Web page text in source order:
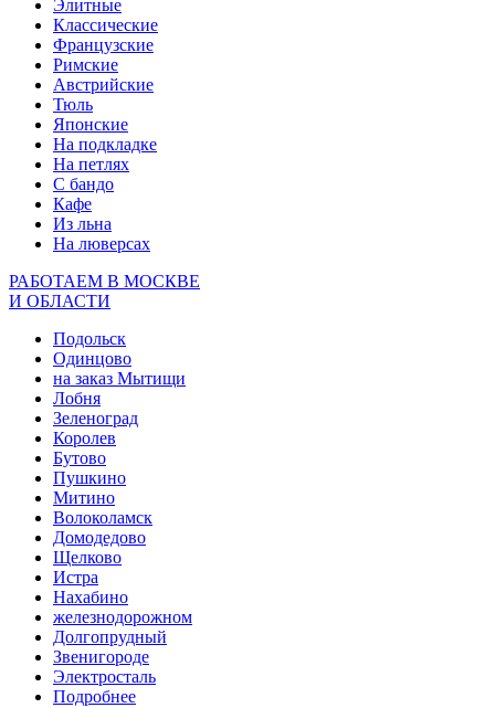
Элитные
Классические
Французские
Римские
Австрийские
Тюль
Японские
На подкладке
На петлях
С бандо
Кафе
Из льна
На люверсах
РАБОТАЕМ В МОСКВЕ
И ОБЛАСТИ
Подольск
Одинцово
на заказ Мытищи
Лобня
Зеленоград
Королев
Бутово
Пушкино
Митино
Волоколамск
Домодедово
Щелково
Истра
Нахабино
железнодорожном
Долгопрудный
Звенигороде
Электросталь
Подробнее